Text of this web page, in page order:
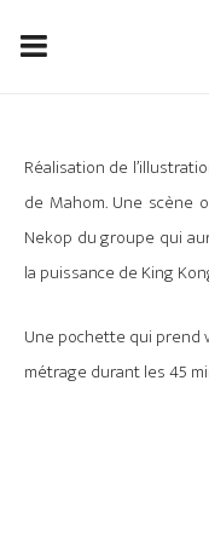
Réalisation de
de Mahom. Une scène
Nekop du groupe qui
la puissance de King
Une pochette qui prend
métrage durant les 45